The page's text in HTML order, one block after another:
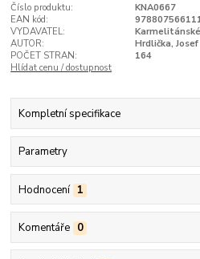
Číslo produktu:
KNA0667
EAN kód:
VYDAVATEL:
AUTOR:
Hrdlička, Josef
POČET STRAN:
164
Hlídat cenu / dostupnost
Kompletní specifikace
Parametry
Hodnocení 1
Komentáře 0